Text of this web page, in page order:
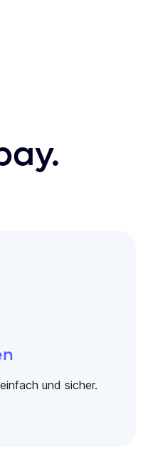
und sicher.